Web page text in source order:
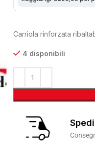
Carriola rinforzata
4 disponibili